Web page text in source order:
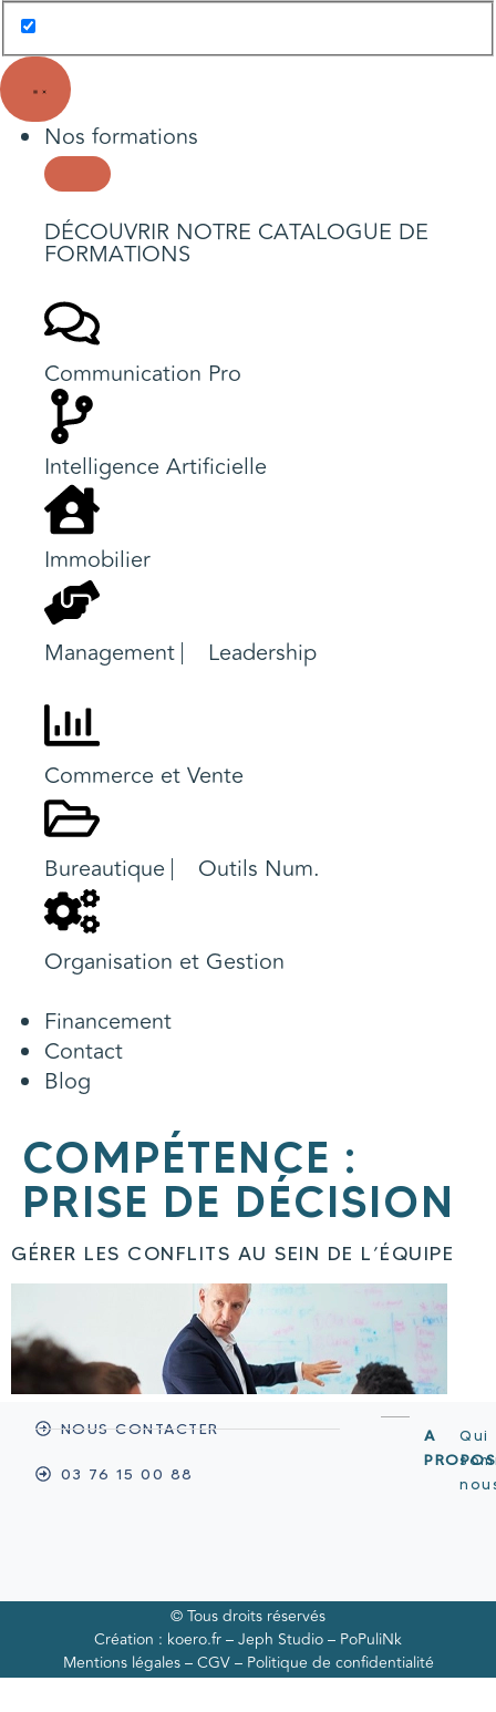
Nos formations
DÉCOUVRIR NOTRE CATALOGUE DE
FORMATIONS
Communication Pro
Intelligence Artificielle
Immobilier
Management ⎸ Leadership
Commerce et Vente
Bureautique ⎸ Outils Num.
Organisation et Gestion
Financement
Contact
Blog
COMPÉTENCE :
PRISE DE DÉCISION
GÉRER LES CONFLITS AU SEIN DE L’ÉQUIPE
NOUS CONTACTER
03 76 15 00 88
A
PROPOS
Qui
© Tous droits réservés
Création : koero.fr–Jeph Studio – PoPuliNk
Mentions légales–CGV–Politique de confidentialité